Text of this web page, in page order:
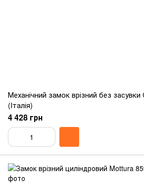
Механічний замок врізний без
(Італія)
4 428 грн